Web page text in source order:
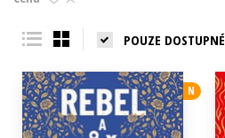
Young adult (SK)
POUZE DOSTUPNÉ
N